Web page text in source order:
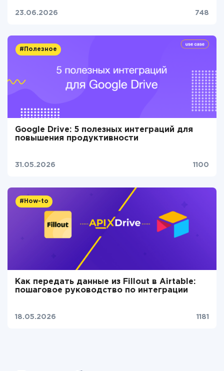
23.06.2026 748
#Полезное
Google Drive: 5 полезных интеграций для
повышения продуктивности
31.05.2026 1100
#How-to
Как передать данные из Fillout в Airtable:
пошаговое руководство по интеграции
18.05.2026 1181